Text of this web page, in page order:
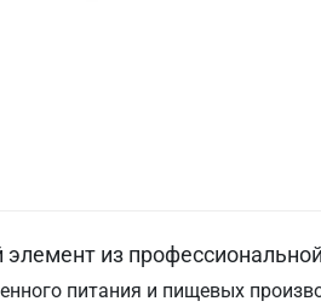
из
питания и пищевых